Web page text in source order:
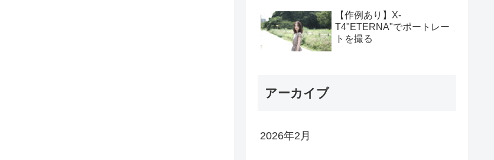
【作例あり】X-
T4"ETERNA"でポートレー
トを撮る
アーカイブ
2026年2月